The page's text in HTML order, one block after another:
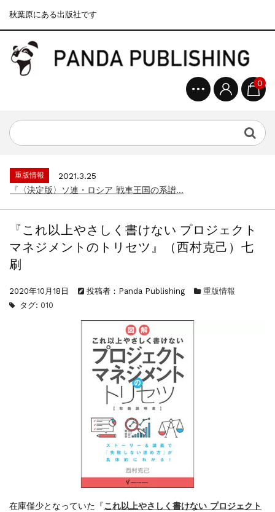
秋葉原にある出版社です
0
重版情報
2020.12.18
重版情報
2021.3.25
『〈決定版〉ソ連・ロシア 戦車王国の系譜...
重版情報
2020.12.18
『「砲兵」から見た世界大戦』（古峰文三）...
重版情報
重版情報
2020.12.18
『F-2超入門』（関 賢太郎）三刷...
2021.3.25
『〈決定版〉ソ連・ロシア 戦車王国の系譜...
『米軍提督と太平洋戦争』（谷光太郎）五刷...
『「砲兵」から見た世界大戦』（古峰文三）...
『日本陸海軍はなぜロジスティクスを軽視し...
『F-2超入門』（関 賢太郎）三刷...
『これ以上やさしく書けない プロジェクト
マネジメントのトリセツ』（西村克己）七
刷
2020年10月18日 投稿者：Panda Publishing
重版情報
タグ: 010
在庫僅少となっていた『これ以上やさしく書けない プロジェクト